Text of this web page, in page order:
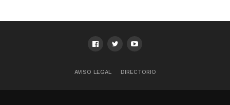
AVISO LEGAL DIRECTORIO